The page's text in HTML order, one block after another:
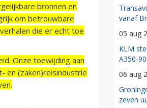
bronnen en
om betrouwbare
die er echt toe
Onze toewijding aan
en (zaken)reisindustrie
vanaf
05 aug
KLM
A350-
06 aug
zeven